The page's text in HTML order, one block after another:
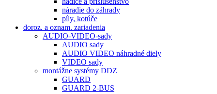
náradie do záhrady
píly, kotúče
doroz. a oznam. zariadenia
AUDIO-VIDEO-sady
AUDIO sady
AUDIO VIDEO náhradné diely
VIDEO sady
montážne systémy DDZ
GUARD
GUARD 2-BUS